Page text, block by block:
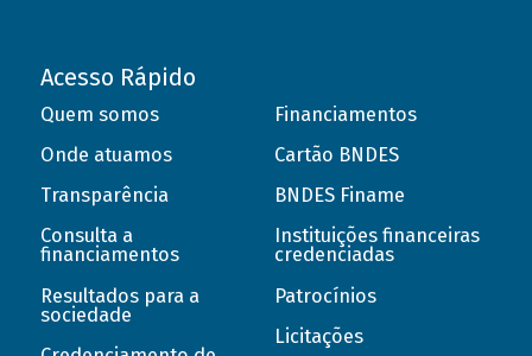
Acesso Rápido
Quem somos
Onde atuamos
Transparência
Consulta a
financiamentos
Resultados para a
sociedade
Financiamentos
Cartão BNDES
BNDES Finame
Instituições financeiras
credenciadas
Patrocínios
Licitações